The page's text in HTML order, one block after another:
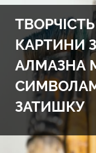
КАРТИНИ
АЛМАЗНА
ЗАТИШКУ